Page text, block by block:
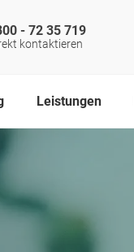
- 72 35 719
kontaktieren
Leistungen